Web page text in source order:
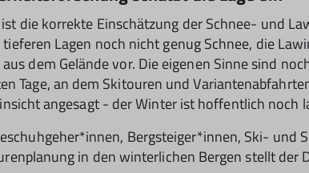
die korrekte Einschätzung der Schnee- und
Lagen noch nicht genug Schnee, die
dem Gelände vor. Die eigenen Sinne sind
Tage, an dem Skitouren und
angesagt - der Winter ist hoffentlich noch
Bergsteiger*innen, Ski-
in den winterlichen Bergen stellt der